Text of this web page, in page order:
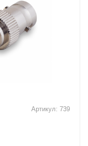
Артикул: 739